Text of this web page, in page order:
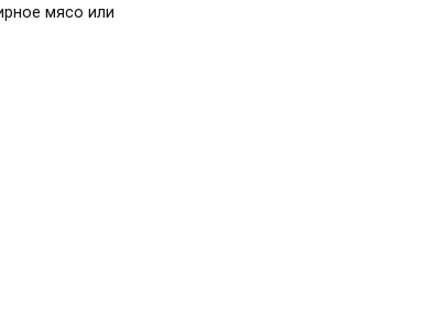
мясо или